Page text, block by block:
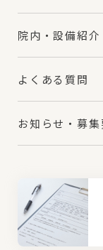
院内・設備紹介
よくある質問
お知らせ・募集